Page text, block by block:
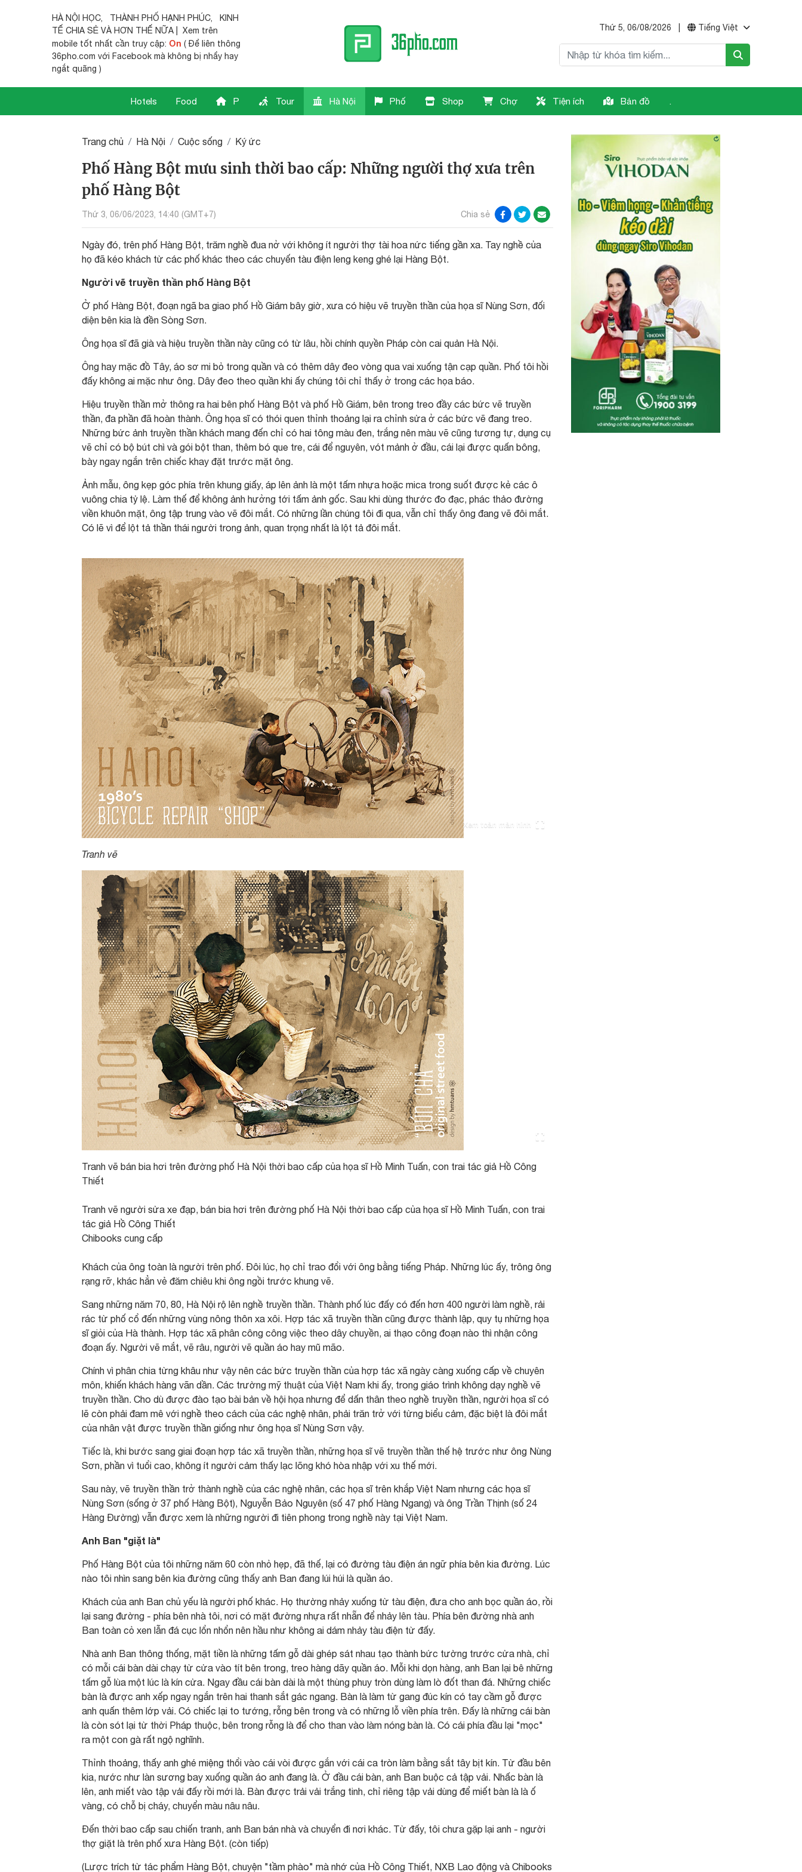
HÀ NỘI HỌC, THÀNH PHỐ HẠNH PHÚC,
KINH
TẾ CHIA SẺ VÀ HƠN THẾ NỮA | Xem trên
mobile tốt nhất cần truy cập: On ( Để liên thông
36pho.com với Facebook mà không bị nhẩy hay
ngắt quãng )
Thứ 5, 06/08/2026 Tiếng Việt
Hotels Food P Tour Hà Nội Phố Shop Chợ Tiện ích Bản đồ .
Trang chủ Hà Nội Cuộc sống Ký ức
Phố Hàng Bột mưu sinh thời bao cấp: Những người thợ xưa trên
phố Hàng Bột
Thứ 3, 06/06/2023, 14:40 (GMT+7) Chia sẻ
Ngày đó, trên phố Hàng Bột, trăm nghề đua nở với không ít người thợ tài hoa nức tiếng gần xa. Tay nghề của
họ đã kéo khách từ các phố khác theo các chuyến tàu điện leng keng ghé lại Hàng Bột.
Người vẽ truyền thần phố Hàng Bột
Ở phố Hàng Bột, đoạn ngã ba giao phố Hồ Giám bây giờ, xưa có hiệu vẽ truyền thần của họa sĩ Nùng Sơn, đối
diện bên kia là đền Sòng Sơn.
Ông họa sĩ đã già và hiệu truyền thần này cũng có từ lâu, hồi chính quyền Pháp còn cai quản Hà Nội.
Ông hay mặc đồ Tây, áo sơ mi bỏ trong quần và có thêm dây đeo vòng qua vai xuống tận cạp quần. Phố tôi hồi
đấy không ai mặc như ông. Dây đeo theo quần khi ấy chúng tôi chỉ thấy ở trong các họa báo.
Hiệu truyền thần mở thông ra hai bên phố Hàng Bột và phố Hồ Giám, bên trong treo đầy các bức vẽ truyền
thần, đa phần đã hoàn thành. Ông họa sĩ có thói quen thỉnh thoảng lại ra chỉnh sửa ở các bức vẽ đang treo.
Những bức ảnh truyền thần khách mang đến chỉ có hai tông màu đen, trắng nên màu vẽ cũng tương tự, dụng cụ
vẽ chỉ có bộ bút chì và gói bột than, thêm bó que tre, cái để nguyên, vót mảnh ở đầu, cái lại được quấn bông,
bày ngay ngắn trên chiếc khay đặt trước mặt ông.
Ảnh mẫu, ông kẹp góc phía trên khung giấy, áp lên ảnh là một tấm nhựa hoặc mica trong suốt được kẻ các ô
vuông chia tỷ lệ. Làm thế để không ảnh hưởng tới tấm ảnh gốc. Sau khi dùng thước đo đạc, phác thảo đường
viền khuôn mặt, ông tập trung vào vẽ đôi mắt. Có những lần chúng tôi đi qua, vẫn chỉ thấy ông đang vẽ đôi mắt.
Có lẽ vì để lột tả thần thái người trong ảnh, quan trọng nhất là lột tả đôi mắt.
Xem toàn màn hình
Tranh vẽ
Tranh vẽ bán bia hơi trên đường phố Hà Nội thời bao cấp của họa sĩ Hồ Minh Tuấn, con trai tác giả Hồ Công
Thiết
Tranh vẽ người sửa xe đạp, bán bia hơi trên đường phố Hà Nội thời bao cấp của họa sĩ Hồ Minh Tuấn, con trai
tác giả Hồ Công Thiết
Chibooks cung cấp
Khách của ông toàn là người trên phố. Đôi lúc, họ chỉ trao đổi với ông bằng tiếng Pháp. Những lúc ấy, trông ông
rạng rỡ, khác hẳn vẻ đăm chiêu khi ông ngồi trước khung vẽ.
Sang những năm 70, 80, Hà Nội rộ lên nghề truyền thần. Thành phố lúc đấy có đến hơn 400 người làm nghề, rải
rác từ phố cổ đến những vùng nông thôn xa xôi. Hợp tác xã truyền thần cũng được thành lập, quy tụ những họa
sĩ giỏi của Hà thành. Hợp tác xã phân công công việc theo dây chuyền, ai thạo công đoạn nào thì nhận công
đoạn ấy. Người vẽ mắt, vẽ râu, người vẽ quần áo hay mũ mão.
Chính vì phân chia từng khâu như vậy nên các bức truyền thần của hợp tác xã ngày càng xuống cấp về chuyên
môn, khiến khách hàng vãn dần. Các trường mỹ thuật của Việt Nam khi ấy, trong giáo trình không dạy nghề vẽ
truyền thần. Cho dù được đào tạo bài bản về hội họa nhưng để dấn thân theo nghề truyền thần, người họa sĩ có
lẽ còn phải đam mê với nghề theo cách của các nghệ nhân, phải trăn trở với từng biểu cảm, đặc biệt là đôi mắt
của nhân vật được truyền thần giống như ông họa sĩ Nùng Sơn vậy.
Tiếc là, khi bước sang giai đoạn hợp tác xã truyền thần, những họa sĩ vẽ truyền thần thế hệ trước như ông Nùng
Sơn, phần vì tuổi cao, không ít người cảm thấy lạc lõng khó hòa nhập với xu thế mới.
Sau này, vẽ truyền thần trở thành nghề của các nghệ nhân, các họa sĩ trên khắp Việt Nam nhưng các họa sĩ
Nùng Sơn (sống ở 37 phố Hàng Bột), Nguyễn Bảo Nguyên (số 47 phố Hàng Ngang) và ông Trần Thịnh (số 24
Hàng Đường) vẫn được xem là những người đi tiên phong trong nghề này tại Việt Nam.
Anh Ban "giặt là"
Phố Hàng Bột của tôi những năm 60 còn nhỏ hẹp, đã thế, lại có đường tàu điện án ngữ phía bên kia đường. Lúc
nào tôi nhìn sang bên kia đường cũng thấy anh Ban đang lúi húi là quần áo.
Khách của anh Ban chủ yếu là người phố khác. Họ thường nhảy xuống từ tàu điện, đưa cho anh bọc quần áo, rồi
lại sang đường - phía bên nhà tôi, nơi có mặt đường nhựa rất nhẵn để nhảy lên tàu. Phía bên đường nhà anh
Ban toàn cỏ xen lẫn đá cục lổn nhổn nên hầu như không ai dám nhảy tàu điện từ đấy.
Nhà anh Ban thông thống, mặt tiền là những tấm gỗ dài ghép sát nhau tạo thành bức tường trước cửa nhà, chỉ
có mỗi cái bàn dài chạy từ cửa vào tít bên trong, treo hàng dãy quần áo. Mỗi khi dọn hàng, anh Ban lại bê những
tấm gỗ lùa một lúc là kín cửa. Ngay đầu cái bàn dài là một thùng phuy tròn dùng làm lò đốt than đá. Những chiếc
bàn là được anh xếp ngay ngắn trên hai thanh sắt gác ngang. Bàn là làm từ gang đúc kín có tay cầm gỗ được
anh quấn thêm lớp vải. Có chiếc lại to tướng, rỗng bên trong và có những lỗ viền phía trên. Đấy là những cái bàn
là còn sót lại từ thời Pháp thuộc, bên trong rỗng là để cho than vào làm nóng bàn là. Có cái phía đầu lại "mọc"
ra một con gà rất ngộ nghĩnh.
Thỉnh thoảng, thấy anh ghé miệng thổi vào cái vòi được gắn với cái ca tròn làm bằng sắt tây bịt kín. Từ đầu bên
kia, nước như làn sương bay xuống quần áo anh đang là. Ở đầu cái bàn, anh Ban buộc cả tập vải. Nhấc bàn là
lên, anh miết vào tập vải đấy rồi mới là. Bàn được trải vải trắng tinh, chỉ riêng tập vải dùng để miết bàn là là ố
vàng, có chỗ bị cháy, chuyển màu nâu nâu.
Đến thời bao cấp sau chiến tranh, anh Ban bán nhà và chuyển đi nơi khác. Từ đấy, tôi chưa gặp lại anh - người
thợ giặt là trên phố xưa Hàng Bột. (còn tiếp)
(Lược trích từ tác phẩm Hàng Bột, chuyện "tầm phào" mà nhớ của Hồ Công Thiết, NXB Lao động và Chibooks